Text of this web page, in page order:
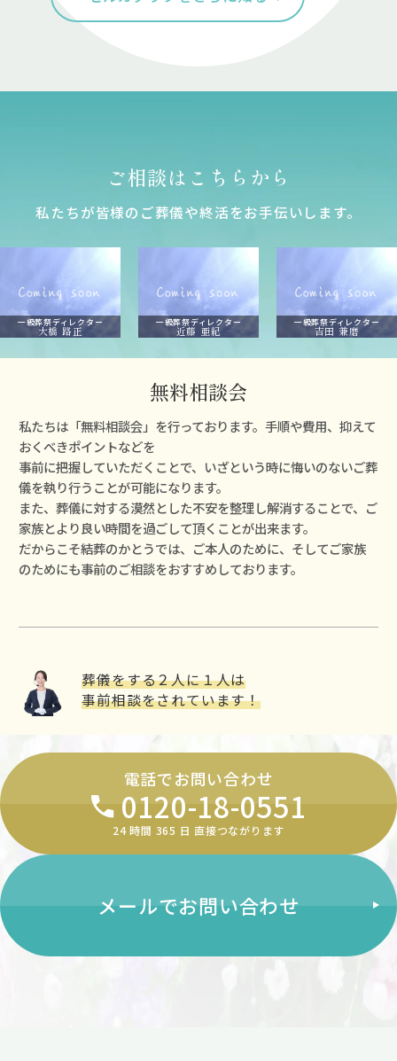
ご相談はこちらから
私たちが皆様のご葬儀や終活をお⼿伝いします。
一級葬祭ディレクター
大橋 路正
一級葬祭ディレクター
近藤 亜紀
一級葬祭ディレクター
吉田 兼磨
無料相談会
私たちは「無料相談会」を⾏っております。⼿順や費⽤、抑えて
おくべきポイントなどを
事前に把握していただくことで、いざという時に悔いのないご葬
儀を執り⾏うことが可能になります。
また、葬儀に対する漠然とした不安を整理し解消することで、ご
家族とより良い時間を過ごして頂くことが出来ます。
だからこそ結葬のかとうでは、ご本⼈のために、そしてご家族
のためにも事前のご相談をおすすめしております。
葬儀をする２⼈に１⼈は
事前相談をされています！
電話でお問い合わせ
0120-18-0551
24 時間 365 ⽇ 直接つながります
メールでお問い合わせ